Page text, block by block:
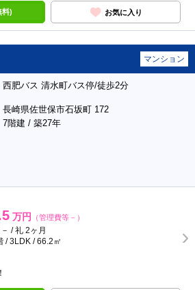
料) お気に入り
マンション
西肥バス 清水町バス停/徒歩2分
長崎県佐世保市石坂町 172
7階建 / 築27年
万円 （管理費等－）
/ 礼 2ヶ月
/ 3LDK / 66.2㎡